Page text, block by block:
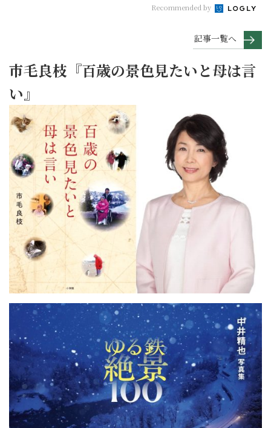
Recommended by
記事一覧へ
市毛良枝『百歳の景色見たいと母は言
い』